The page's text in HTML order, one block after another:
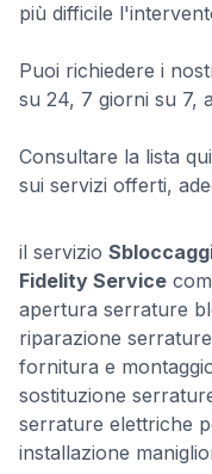
più difficile
Puoi richiedere i
su 24, 7 giorni su 7,
Consultare la lista
sui servizi offerti,
il servizio
Fidelity Service
apertura serrature
riparazione serrature
fornitura e
sostituzione
serrature elettriche
installazione